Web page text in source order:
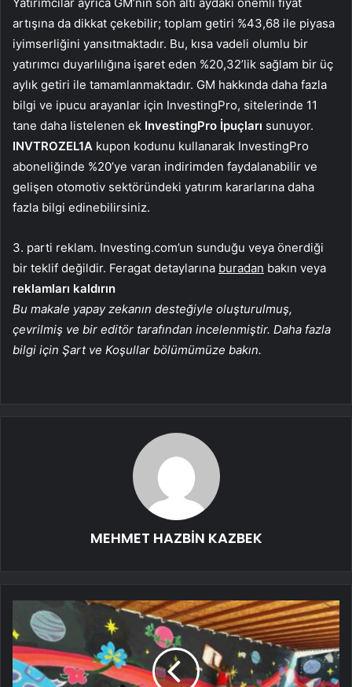
artışına da dikkat çekebilir; toplam getiri %43,68 ile piyasa
iyimserliğini yansıtmaktadır. Bu, kısa vadeli olumlu bir
yatırımcı duyarlılığına işaret eden %20,32’lik sağlam bir üç
aylık getiri ile tamamlanmaktadır. GM hakkında daha fazla
bilgi ve ipucu arayanlar için InvestingPro, sitelerinde 11
tane daha listelenen ek InvestingPro İpuçları sunuyor.
INVTROZEL1A kupon kodunu kullanarak InvestingPro
aboneliğinde %20’ye varan indirimden faydalanabilir ve
gelişen otomotiv sektöründeki yatırım kararlarına daha
fazla bilgi edinebilirsiniz.
3. parti reklam. Investing.com’un sunduğu veya önerdiği
bir teklif değildir. Feragat detaylarına buradan bakın veya
reklamları kaldırın
Bu makale yapay zekanın desteğiyle oluşturulmuş,
çevrilmiş ve bir editör tarafından incelenmiştir. Daha fazla
bilgi için Şart ve Koşullar bölümümüze bakın.
MEHMET HAZBİN KAZBEK